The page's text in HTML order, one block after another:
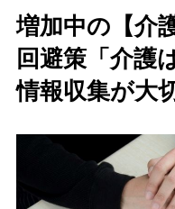
増加中の【介
回避策「介護
情報収集が大